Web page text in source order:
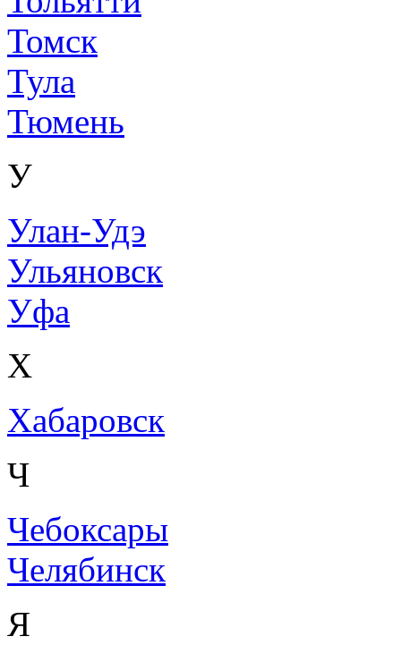
Томск
Тула
Тюмень
У
Улан-Удэ
Ульяновск
Уфа
Х
Хабаровск
Ч
Чебоксары
Челябинск
Я